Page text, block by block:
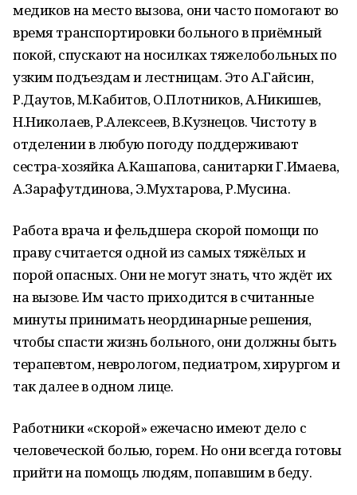
медиков на место вызова, они часто помогают во
время транспортировки больного в приёмный
покой, спускают на носилках тяжелобольных по
узким подъездам и лестницам. Это А.Гайсин,
Р.Даутов, М.Кабитов, О.Плотников, А.Никишев,
Н.Николаев, Р.Алексеев, В.Кузнецов. Чистоту в
отделении в любую погоду поддерживают
сестра-хозяйка А.Кашапова, санитарки Г.Имаева,
А.Зарафутдинова, Э.Мухтарова, Р.Мусина.
Работа врача и фельдшера скорой помощи по
праву считается одной из самых тяжёлых и
порой опасных. Они не могут знать, что ждёт их
на вызове. Им часто приходится в считанные
минуты принимать неординарные решения,
чтобы спасти жизнь больного, они должны быть
терапевтом, неврологом, педиатром, хирургом и
так далее в одном лице.
Работники «скорой» ежечасно имеют дело с
человеческой болью, горем. Но они всегда готовы
прийти на помощь людям, попавшим в беду.